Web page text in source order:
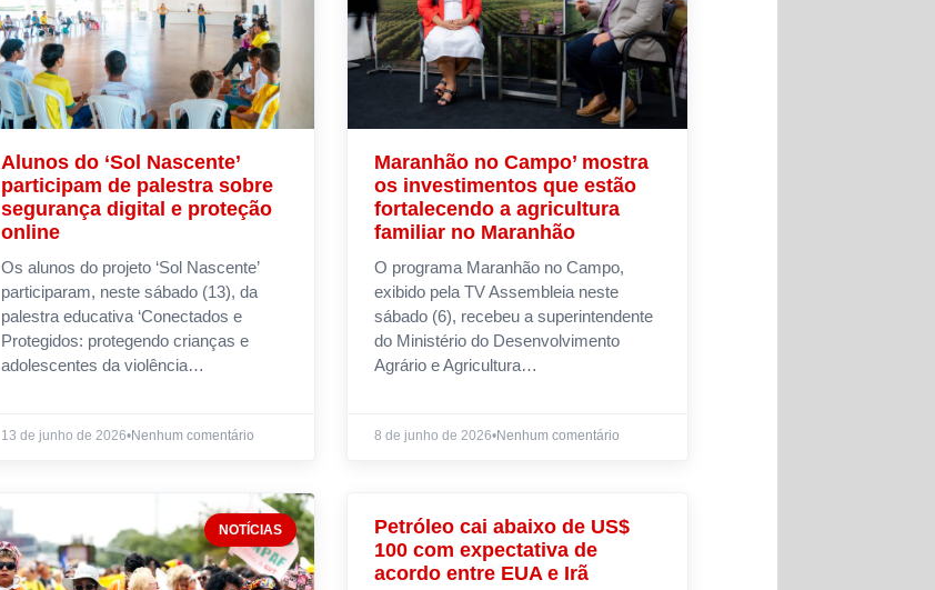
Alunos do ‘Sol Nascente’
participam de palestra sobre
segurança digital e proteção
online
Os alunos do projeto ‘Sol Nascente’
participaram, neste sábado (13), da
palestra educativa ‘Conectados e
Protegidos: protegendo crianças e
adolescentes da violência…
13 de junho de 2026•Nenhum comentário
Maranhão no Campo’ mostra
os investimentos que estão
fortalecendo a agricultura
familiar no Maranhão
O programa Maranhão no Campo,
exibido pela TV Assembleia neste
sábado (6), recebeu a superintendente
do Ministério do Desenvolvimento
Agrário e Agricultura…
8 de junho de 2026•Nenhum comentário
NOTÍCIAS NOTÍCIAS
Petróleo cai abaixo de US$
100 com expectativa de
acordo entre EUA e Irã